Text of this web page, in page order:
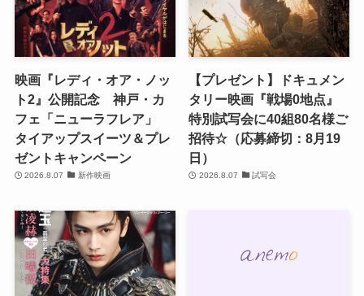
映画『レディ・オア・ノッ
ト2』公開記念 神戸・カ
フェ「ニューラフレア」
タイアップスイーツ＆プレ
ゼントキャンペーン
2026.8.07 新作映画
【プレゼント】ドキュメン
タリー映画『戦場0地点』
特別試写会に40組80名様ご
招待☆（応募締切：8月19
日）
2026.8.07 試写会